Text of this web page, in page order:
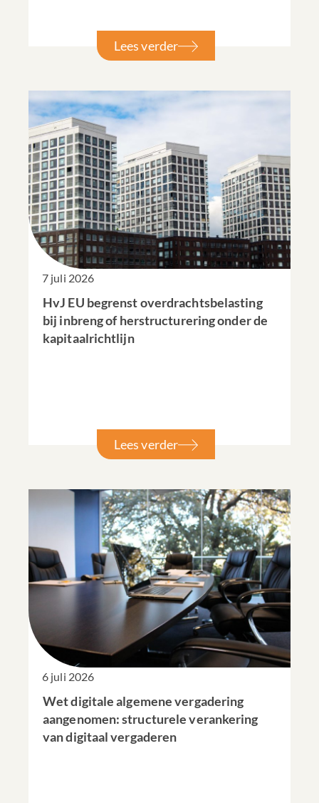
Lees verder
7 juli 2026
HvJ EU begrenst overdrachtsbelasting
bij inbreng of herstructurering onder de
kapitaalrichtlijn
Lees verder
6 juli 2026
Wet digitale algemene vergadering
aangenomen: structurele verankering
van digitaal vergaderen